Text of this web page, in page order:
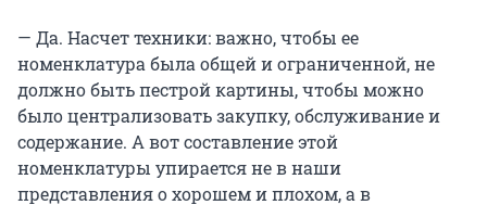
— Да. Насчет техники: важно, чтобы ее
номенклатура была общей и ограниченной, не
должно быть пестрой картины, чтобы можно
было централизовать закупку, обслуживание и
содержание. А вот составление этой
номенклатуры упирается не в наши
представления о хорошем и плохом, а в